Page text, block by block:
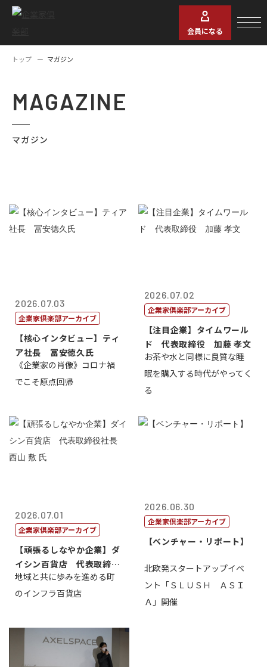
会員になる
トップ マガジン
MAGAZINE
マガジン
2026.07.03
企業家倶楽部アーカイブ
【核心インタビュー】ティ
ア社長 冨安徳久氏
《企業家の肖像》コロナ禍
でこそ原点回帰
2026.07.02
企業家倶楽部アーカイブ
【注目企業】タイムワール
ド 代表取締役 加藤 孝文
お茶や水と同様に良質な睡
眠を購入する時代がやってく
る
2026.07.01
企業家倶楽部アーカイブ
【頑張るしなやか企業】ダ
イシン百貨店 代表取締役
社長 西山 ...
地域と共に歩みを進める町
のインフラ百貨店
2026.06.30
企業家倶楽部アーカイブ
【ベンチャー・リポート】
北欧発スタートアップイベ
ント「ＳＬＵＳＨ ＡＳＩ
Ａ」開催